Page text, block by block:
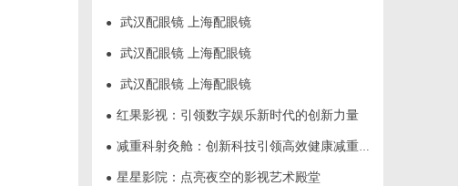
● 武汉配眼镜 上海配眼镜
● 武汉配眼镜 上海配眼镜
● 武汉配眼镜 上海配眼镜
● 红果影视：引领数字娱乐新时代的创新力量
● 减重科射灸舱：创新科技引领高效健康减重新时代
● 星星影院：点亮夜空的影视艺术殿堂